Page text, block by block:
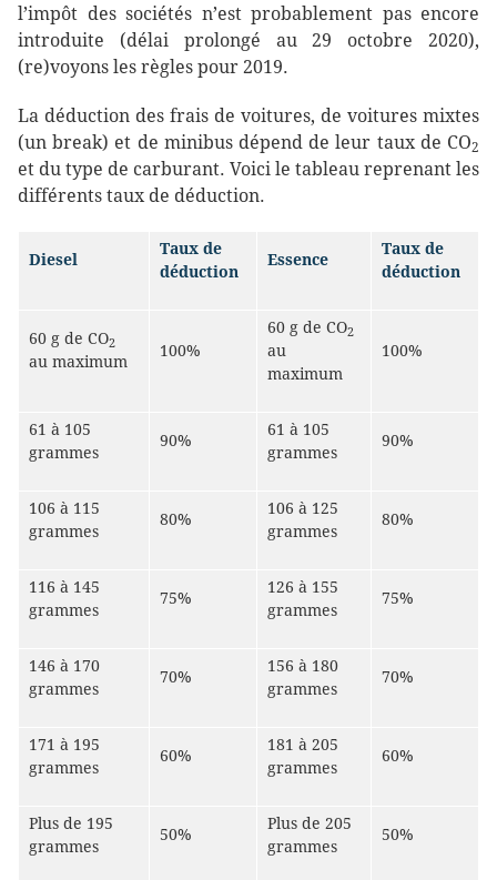
l’impôt des sociétés n’est probablement pas encore
introduite (délai prolongé au 29 octobre 2020),
(re)voyons les règles pour 2019.
La déduction des frais de voitures, de voitures mixtes
(un break) et de minibus dépend de leur taux de CO2
et du type de carburant. Voici le tableau reprenant les
différents taux de déduction.
Diesel
Taux de
déduction
Essence
Taux de
déduction
60 g de CO2
au maximum
100%
60 g de CO2
au
maximum
100%
61 à 105
grammes
90%
61 à 105
grammes
90%
106 à 115
grammes
80%
106 à 125
grammes
80%
116 à 145
grammes
75%
126 à 155
grammes
75%
146 à 170
grammes
70%
156 à 180
grammes
70%
171 à 195
grammes
60%
181 à 205
grammes
60%
Plus de 195
grammes
50%
Plus de 205
grammes
50%